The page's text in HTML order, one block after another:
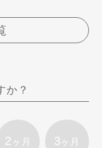
か？
2 ヶ月 3 ヶ月